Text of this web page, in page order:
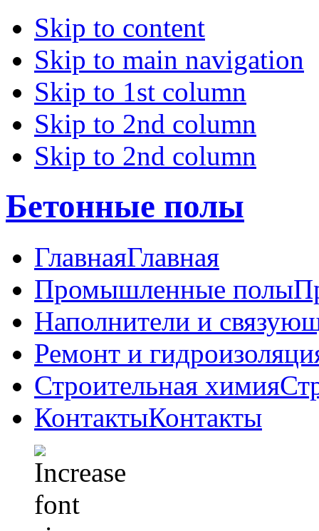
Skip to content
Skip to main navigation
Skip to 1st column
Skip to 2nd column
Skip to 2nd column
Бетонные полы
ГлавнаяГлавная
Промышленные полы
Наполнители и
Ремонт и
Строительная химия
КонтактыКонтакты